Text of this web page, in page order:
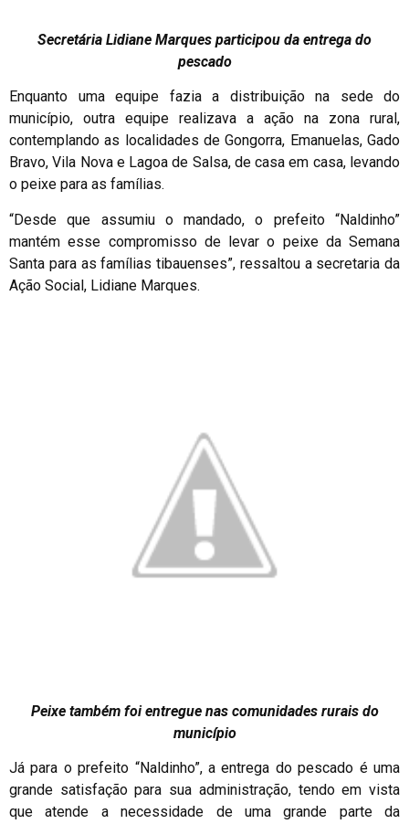
Secretária Lidiane Marques participou da entrega do
pescado
Enquanto uma equipe fazia a distribuição na sede do
município, outra equipe realizava a ação na zona rural,
contemplando as localidades de Gongorra, Emanuelas, Gado
Bravo, Vila Nova e Lagoa de Salsa, de casa em casa, levando
o peixe para as famílias.
“Desde que assumiu o mandado, o prefeito “Naldinho”
mantém esse compromisso de levar o peixe da Semana
Santa para as famílias tibauenses”, ressaltou a secretaria da
Ação Social, Lidiane Marques.
Peixe também foi entregue nas comunidades rurais do
município
Já para o prefeito “Naldinho”, a entrega do pescado é uma
grande satisfação para sua administração, tendo em vista
que atende a necessidade de uma grande parte da